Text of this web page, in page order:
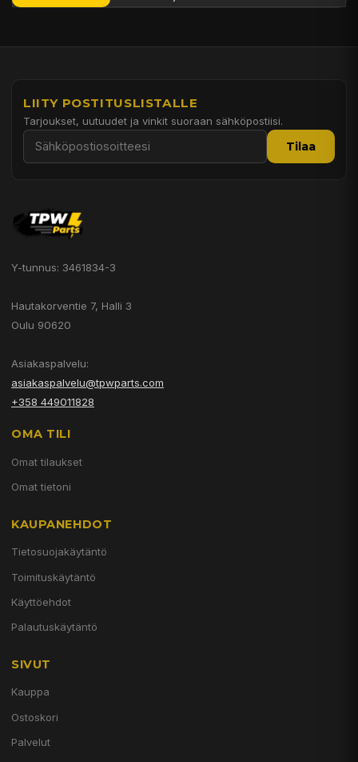
LIITY POSTITUSLISTALLE
Tarjoukset, uutuudet ja vinkit suoraan sähköpostiisi.
Tilaa
Y-tunnus: 3461834-3
Hautakorventie 7, Halli 3
Oulu 90620
Asiakaspalvelu:
asiakaspalvelu@tpwparts.com
+358 449011828
OMA TILI
Omat tilaukset
Omat tietoni
KAUPANEHDOT
Tietosuojakäytäntö
Toimituskäytäntö
Käyttöehdot
Palautuskäytäntö
SIVUT
Kauppa
Ostoskori
Palvelut